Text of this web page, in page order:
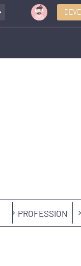
PROFESSION